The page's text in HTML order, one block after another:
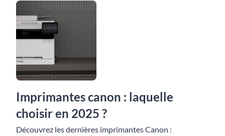
Imprimantes canon : laquelle
choisir en 2025 ?
Découvrez les dernières imprimantes Canon :